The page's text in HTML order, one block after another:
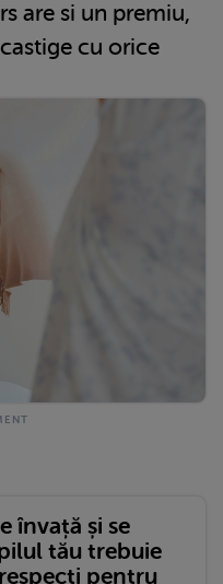
are si un premiu,
cu orice
învață și se
tău trebuie
pentru